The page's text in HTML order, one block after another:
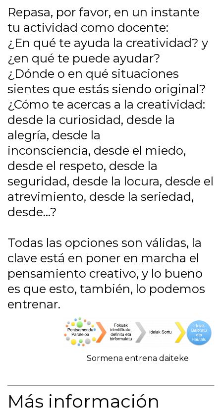
Repasa, por favor, en un instante
tu actividad como docente:
¿En qué te ayuda la creatividad? y
¿en qué te puede ayudar?
¿Dónde o en qué situaciones
sientes que estás siendo original?
¿Cómo te acercas a la creatividad:
desde la curiosidad, desde la
alegría, desde la
inconsciencia, desde el miedo,
desde el respeto, desde la
seguridad, desde la locura, desde el
atrevimiento, desde la seriedad,
desde…?
Todas las opciones son válidas, la
clave está en poner en marcha el
pensamiento creativo, y lo bueno
es que esto, también, lo podemos
entrenar.
Sormena entrena daiteke
Más información